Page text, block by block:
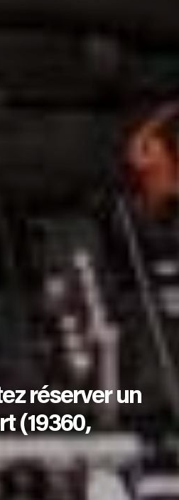
réserver un
(19360,